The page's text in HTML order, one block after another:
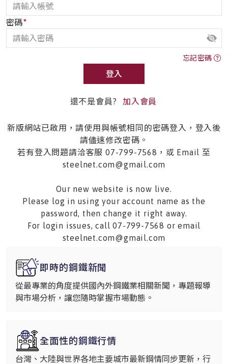
密碼*
忘記密碼
登入
還不是會員? 加入會員
新版網站已啟用，請使用與帳號相同的密碼登入，登入後
請儘速修改密碼。
若有登入問題請洽客服 07-799-7568，或 Email 至
steelnet.com@gmail.com
Our new website is now live.
Please log in using your account name as the
password, then change it right away.
For login issues, call 07-799-7568 or email
steelnet.com@gmail.com
即時的鋼鐵新聞
從最專業的角度提供國內外鋼鐵業相關新聞，專題報導
與市場分析，讓您隨時掌握市場動態。
全面性的鋼鐵行情
台灣、大陸與世界各地主要城市最新鋼情同步更新，行